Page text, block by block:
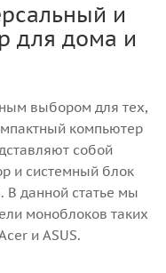
и
для дома и
выбором для тех,
компьютер
собой
и системный блок
В данной статье мы
моноблоков таких
и ASUS.